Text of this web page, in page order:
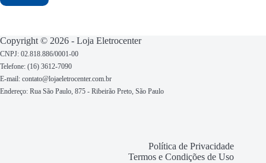
Copyright © 2026 - Loja Eletrocenter
CNPJ: 02.818.886/0001-00
Telefone: (16) 3612-7090
E-mail: contato@lojaeletrocenter.com.br
Endereço: Rua São Paulo, 875 - Ribeirão Preto, São Paulo
Política de Privacidade
Termos e Condições de Uso